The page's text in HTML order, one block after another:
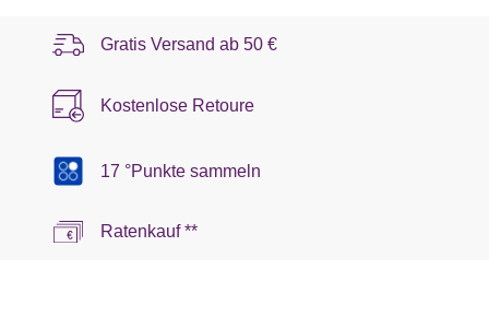
Gratis Versand ab 50 €
Kostenlose Retoure
17 °Punkte sammeln
Ratenkauf **